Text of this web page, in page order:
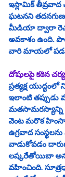
ఇస్లామిక్ తీవ్రవాద
ఘటనని
మీడియా ద్వారా
అవకాశం ఉంది.
వారి మాయలో
దోషులపై కఠిన
ప్రత్యక్ష
ఇలాంటి
మతసామరస్యాన్ని
వెంట మరొక
ఉగ్రవాద
వాడుకోవడం
లష్కరేతోయిబా
వహించింది.‌ సూత్రధారిగా వ్యవహరించిన సైఫుల్లా కసూరి